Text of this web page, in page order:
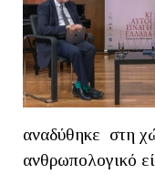
αναδύθηκε στη
ανθρωπολογικό